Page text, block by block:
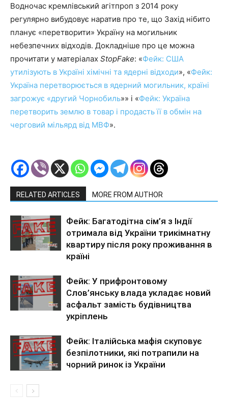
Водночас кремлівський агітпроп з 2014 року
регулярно вибудовує наратив про те, що Захід нібито
планує «перетворити» Україну на могильник
небезпечних відходів. Докладніше про це можна
прочитати у матеріалах StopFake: «Фейк: США
утилізують в Україні хімічні та ядерні відходи», «Фейк:
Україна перетворюється в ядерний могильник, країні
загрожує «другий Чорнобиль»» і «Фейк: Україна
перетворить землю в товар і продасть її в обмін на
черговий мільярд від МВФ».
RELATED ARTICLES MORE FROM AUTHOR
Фейк: Багатодітна сім’я з Індії
отримала від України трикімнатну
квартиру після року проживання в
країні
Фейк: У прифронтовому
Слов’янську влада укладає новий
асфальт замість будівництва
укріплень
Фейк: Італійська мафія скуповує
безпілотники, які потрапили на
чорний ринок із України